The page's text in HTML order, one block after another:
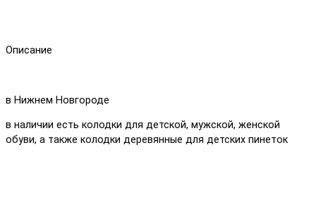
Описание
в Нижнем Новгороде
в наличии есть колодки для детской, мужской, женской
обуви, а также колодки деревянные для детских пинеток